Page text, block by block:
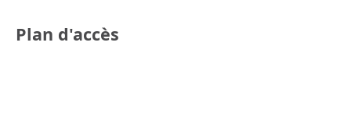
Plan d'accès